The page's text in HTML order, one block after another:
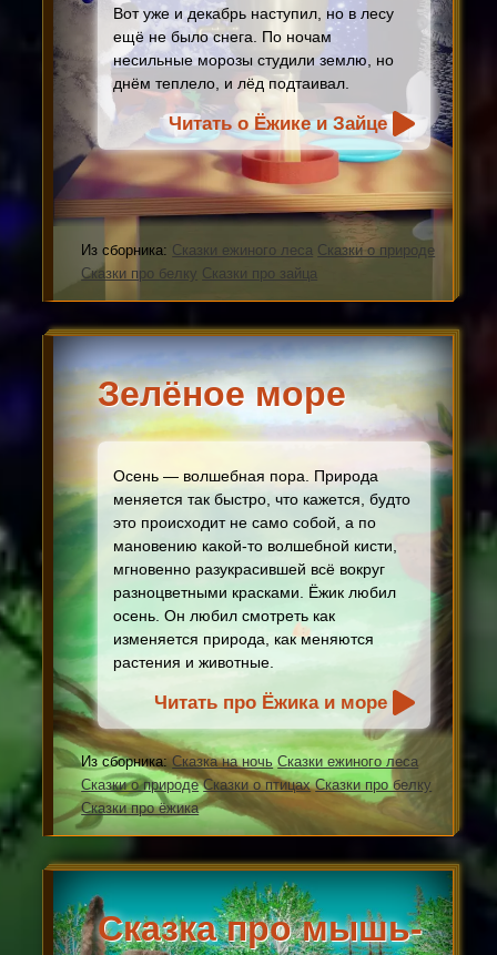
Вот уже и декабрь наступил, но в лесу
ещё не было снега. По ночам
несильные морозы студили землю, но
днём теплело, и лёд подтаивал.
Читать о Ёжике и Зайце
Из сборника: Сказки ежиного леса Сказки о природе
Сказки про белку Сказки про зайца
Зелёное море
Осень — волшебная пора. Природа
меняется так быстро, что кажется, будто
это происходит не само собой, а по
мановению какой-то волшебной кисти,
мгновенно разукрасившей всё вокруг
разноцветными красками. Ёжик любил
осень. Он любил смотреть как
изменяется природа, как меняются
растения и животные.
Читать про Ёжика и море
Из сборника: Сказка на ночь Сказки ежиного леса
Сказки о природе Сказки о птицах Сказки про белку
Сказки про ёжика
Сказка про мышь-